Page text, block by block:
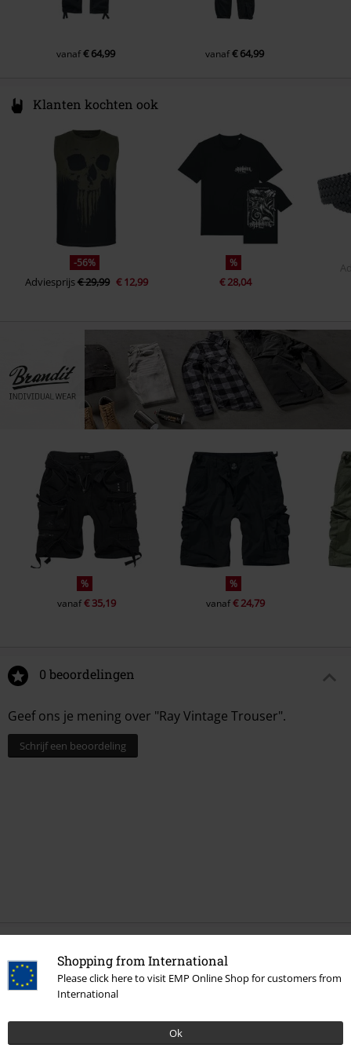
Shopping from International
Please click here to visit EMP Online Shop for customers from
International
Ok
vanaf€ 64,99 vanaf€ 64,99
Klanten kochten ook
-56%
Adviesprijs€ 29,99 € 12,99
%
€ 28,04
%
vanaf€ 35,19
%
vanaf€ 24,79
0 beoordelingen
Geef ons je mening over "Ray Vintage Trouser".
Schrijf een beoordeling